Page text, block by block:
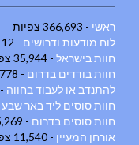
ראשי - 366,693 צפיות
לוח מודעות ודרושים - 44,112 צפיות
חוות בישראל - 35,944 צפיות
חוות בודדים בדרום - 33,778 צפיות
להתנדב או לעבוד בחווה - 29,943 צפיות
חוות סוסים ליד באר שבע
חוות סוסים בדרום - 15,269 צפיות
אורחן המעיין - 11,540 צפיות